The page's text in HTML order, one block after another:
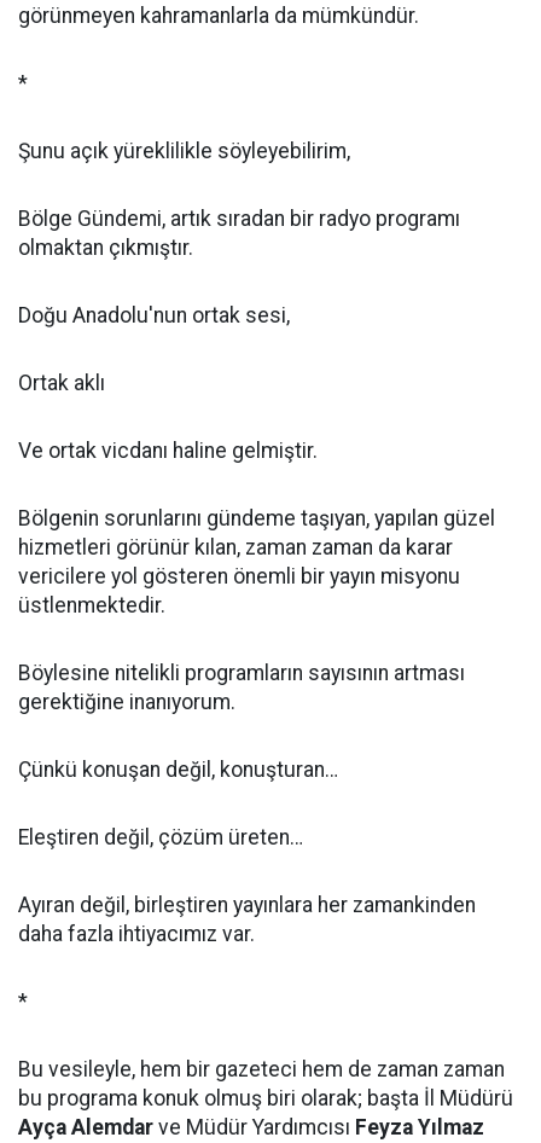
görünmeyen kahramanlarla da mümkündür.
*
Şunu açık yüreklilikle söyleyebilirim,
Bölge Gündemi, artık sıradan bir radyo programı
olmaktan çıkmıştır.
Doğu Anadolu'nun ortak sesi,
Ortak aklı
Ve ortak vicdanı haline gelmiştir.
Bölgenin sorunlarını gündeme taşıyan, yapılan güzel
hizmetleri görünür kılan, zaman zaman da karar
vericilere yol gösteren önemli bir yayın misyonu
üstlenmektedir.
Böylesine nitelikli programların sayısının artması
gerektiğine inanıyorum.
Çünkü konuşan değil, konuşturan…
Eleştiren değil, çözüm üreten…
Ayıran değil, birleştiren yayınlara her zamankinden
daha fazla ihtiyacımız var.
*
Bu vesileyle, hem bir gazeteci hem de zaman zaman
bu programa konuk olmuş biri olarak; başta İl Müdürü
Ayça Alemdar ve Müdür Yardımcısı Feyza Yılmaz